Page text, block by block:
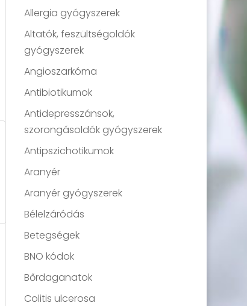
Allergia gyógyszerek
Altatók, feszültségoldók
gyógyszerek
Angioszarkóma
Antibiotikumok
Antidepresszánsok,
szorongásoldók gyógyszerek
Antipszichotikumok
Aranyér
Aranyér gyógyszerek
Bélelzáródás
Betegségek
BNO kódok
Bőrdaganatok
Colitis ulcerosa